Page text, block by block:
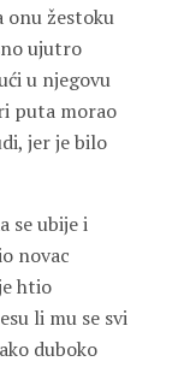
onu žestoku
ujutro
u njegovu
puta morao
jer je bilo
se ubije i
novac
htio
li mu se svi
duboko